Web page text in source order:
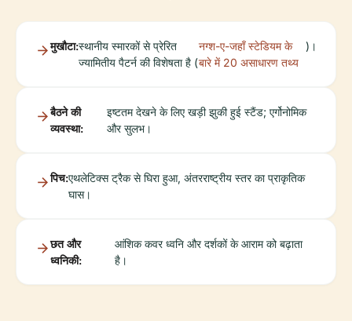
मुखौटा:स्थानीय स्मारकों से प्रेरित
ज्यामितीय पैटर्न की विशेषता है (
नग्श-ए-जहाँ स्टेडियम के
बारे में 20 असाधारण तथ्य
)।
बैठने की
व्यवस्था:
इष्टतम देखने के लिए खड़ी झुकी हुई स्टैंड; एर्गोनोमिक
और सुलभ।
पिच:एथलेटिक्स ट्रैक से घिरा हुआ, अंतरराष्ट्रीय स्तर का प्राकृतिक
घास।
छत और
ध्वनिकी:
आंशिक कवर ध्वनि और दर्शकों के आराम को बढ़ाता
है।